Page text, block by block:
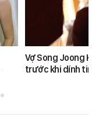
Vợ Song Joong
trước khi dính